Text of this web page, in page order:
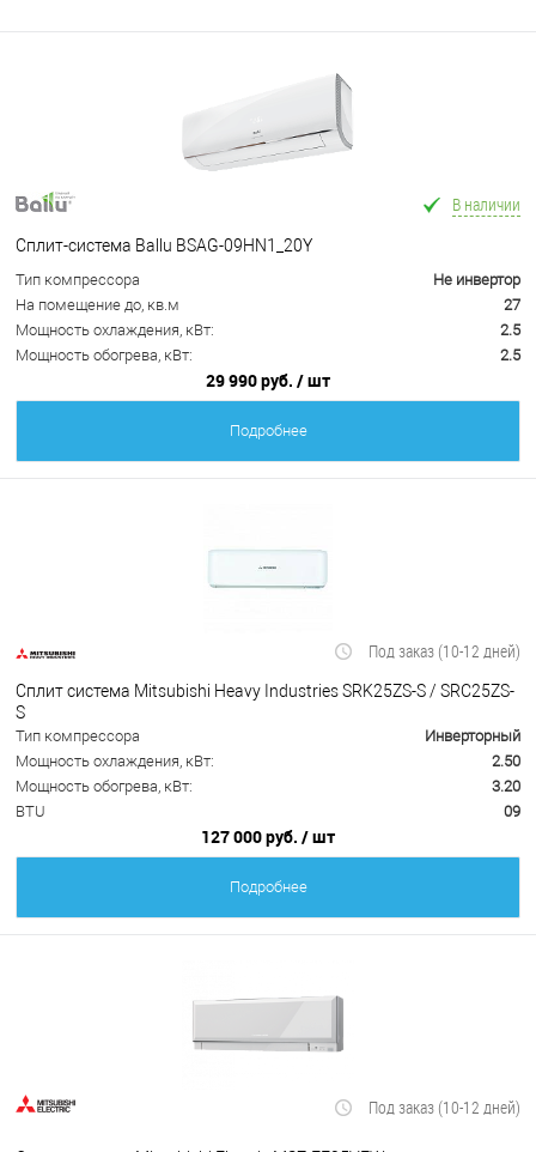
В наличии
Сплит-система Ballu BSAG-09HN1_20Y
Тип компрессора
Не инвертор
На помещение до, кв.м
27
Мощность охлаждения, кВт:
2.5
Мощность обогрева, кВт:
2.5
29 990 руб. / шт
Подробнее
Под заказ (10-12 дней)
Сплит система Mitsubishi Heavy Industries SRK25ZS-S / SRC25ZS-
S
Тип компрессора
Инверторный
Мощность охлаждения, кВт:
2.50
Мощность обогрева, кВт:
3.20
BTU
09
127 000 руб. / шт
Подробнее
Под заказ (10-12 дней)